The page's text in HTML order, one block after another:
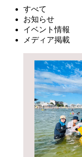
すべて
お知らせ
イベント情報
メディア掲載